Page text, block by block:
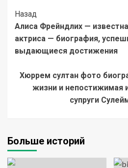
Post
Navigation
Назад
Алиса Фрейндлих —
актриса — биография,
выдающиеся достижения
Хюррем султан фото
жизни и непостижимая
супруги
Больше историй